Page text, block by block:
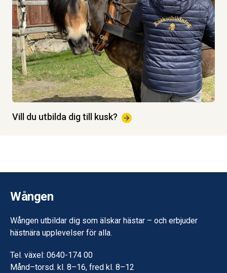
Vill du utbilda dig till kusk?
Wången
Wången utbildar dig som älskar hästar – och erbjuder
hästnära upplevelser för alla.
Tel. växel: 0640-174 00
Månd–torsd. kl. 8–16, fred kl. 8–12